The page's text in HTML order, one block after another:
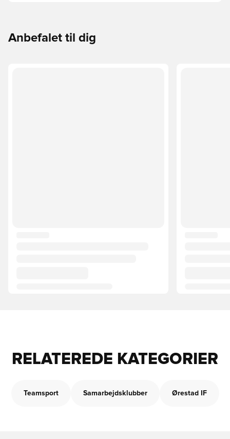
Anbefalet til dig
RELATEREDE KATEGORIER
Teamsport Samarbejdsklubber Ørestad IF